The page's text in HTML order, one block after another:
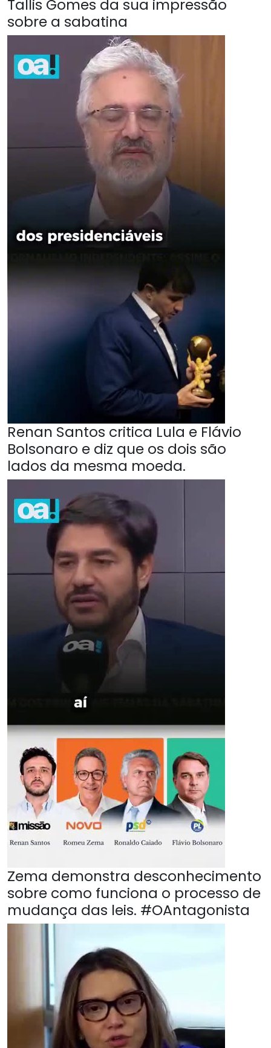
Tallis Gomes da sua impressão
sobre a sabatina
Renan Santos critica Lula e Flávio
Bolsonaro e diz que os dois são
lados da mesma moeda.
Zema demonstra desconhecimento
sobre como funciona o processo de
mudança das leis. #OAntagonista